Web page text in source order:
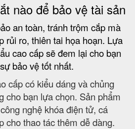
nào để bảo vệ tài sản
an toàn, tránh trộm cắp mà
rủi ro, thiên tai họa hoạn. Lựa
cao cấp sẽ đem lại cho bạn
bảo vệ tốt nhất.
cấp có kiểu dáng và chủng
cho bạn lựa chọn. Sản phẩm
nghệ khóa điện tử, cá
cho thao tác thêm dễ dàng.